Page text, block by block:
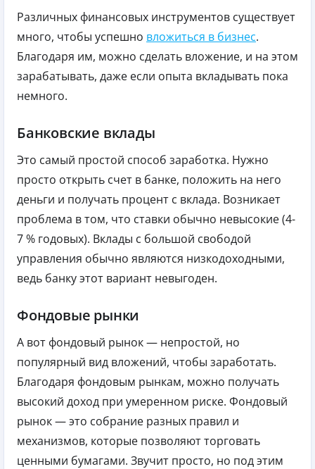
Различных финансовых инструментов существует
много, чтобы успешно вложиться в бизнес.
Благодаря им, можно сделать вложение, и на этом
зарабатывать, даже если опыта вкладывать пока
немного.
Банковские вклады
Это самый простой способ заработка. Нужно
просто открыть счет в банке, положить на него
деньги и получать процент с вклада. Возникает
проблема в том, что ставки обычно невысокие (4-
7 % годовых). Вклады с большой свободой
управления обычно являются низкодоходными,
ведь банку этот вариант невыгоден.
Фондовые рынки
А вот фондовый рынок — непростой, но
популярный вид вложений, чтобы заработать.
Благодаря фондовым рынкам, можно получать
высокий доход при умеренном риске. Фондовый
рынок — это собрание разных правил и
механизмов, которые позволяют торговать
ценными бумагами. Звучит просто, но под этим